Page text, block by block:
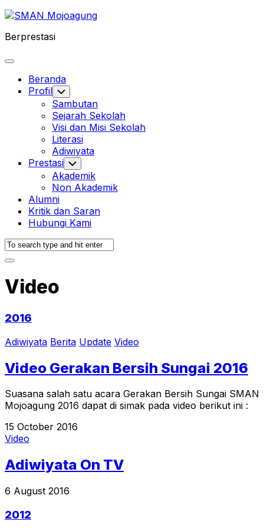
Skip
content
Berprestasi
Expand
Beranda
Profil Toggle
Child
Menu
Sambutan
Sejarah Sekolah
Visi dan Misi Sekolah
Literasi
Adiwiyata
Prestasi Toggle
Child
Menu
Akademik
Non Akademik
Alumni
Kritik dan Saran
Hubungi Kami
Video
2016
Adiwiyata Berita Update Video
Video Gerakan Bersih Sungai 2016
Suasana salah satu acara Gerakan Bersih Sungai SMAN
Mojoagung 2016 dapat di simak pada video berikut ini :
15 October 2016
Video
Adiwiyata On TV
6 August 2016
2012